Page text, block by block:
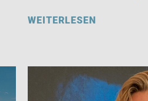
WEITERLESEN